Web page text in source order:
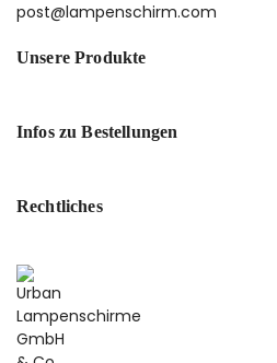
post@lampenschirm.com
Unsere Produkte
Infos zu Bestellungen
Rechtliches